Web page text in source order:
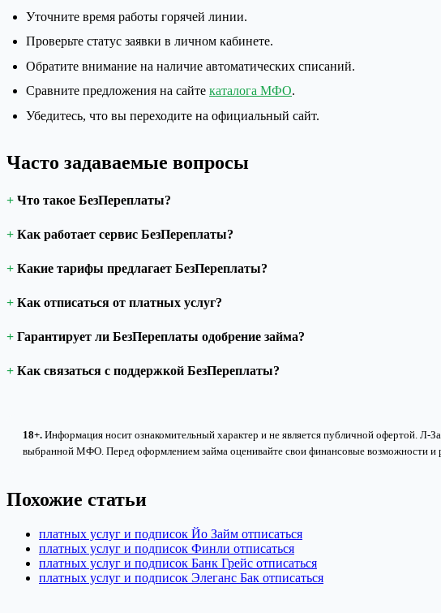
Уточните время работы горячей линии.
Проверьте статус заявки в личном кабинете.
Обратите внимание на наличие автоматических списаний.
Сравните предложения на сайте каталога МФО.
Убедитесь, что вы переходите на официальный сайт.
Часто задаваемые вопросы
Что такое БезПереплаты?
Как работает сервис БезПереплаты?
Какие тарифы предлагает БезПереплаты?
Как отписаться от платных услуг?
Гарантирует ли БезПереплаты одобрение займа?
Как связаться с поддержкой БезПереплаты?
18+. Информация носит ознакомительный характер и не является публичной офертой. Л-
выбранной МФО. Перед оформлением займа оценивайте свои финансовые возможности и
Похожие статьи
платных услуг и подписок Йо Займ отписаться
платных услуг и подписок Финли отписаться
платных услуг и подписок Банк Грейс отписаться
платных услуг и подписок Элеганс Бак отписаться